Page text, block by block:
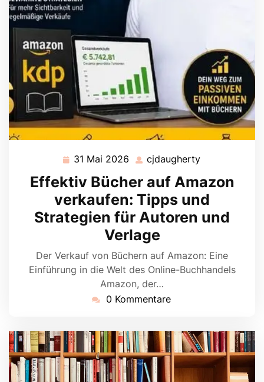
31 Mai 2026 31
2026
cjdaugherty
Effektiv Bücher auf Amazon
verkaufen: Tipps und
Strategien für Autoren und
Verlage
Der Verkauf von Büchern auf Amazon: Eine
Einführung in die Welt des Online-Buchhandels
Amazon, der…
0 Kommentare